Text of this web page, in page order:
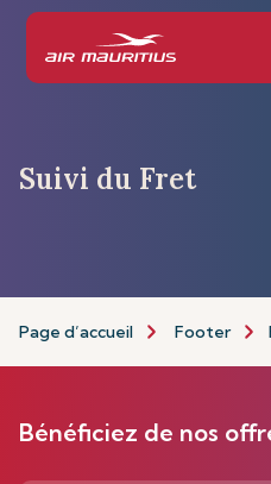
Suivi du Fret
Page d’accueil Footer
Bénéficiez de nos